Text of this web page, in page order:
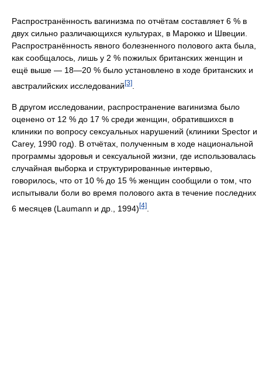
Распространённость вагинизма по отчётам составляет 6 % в
двух сильно различающихся культурах, в Марокко и Швеции.
Распространённость явного болезненного полового акта была,
как сообщалось, лишь у 2 % пожилых британских женщин и
ещё выше — 18—20 % было установлено в ходе британских и
австралийских исследований [3]
В другом исследовании, распространение вагинизма было
оценено от 12 % до 17 % среди женщин, обратившихся в
клиники по вопросу сексуальных нарушений (клиники Spector и
Carey, 1990 год). В отчётах, полученным в ходе национальной
программы здоровья и сексуальной жизни, где использовалась
случайная выборка и структурированные интервью,
говорилось, что от 10 % до 15 % женщин сообщили о том, что
испытывали боли во время полового акта в течение последних
6 месяцев (Laumann и др., 1994)[4]